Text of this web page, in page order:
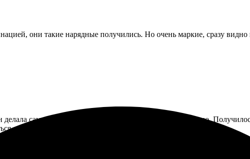
они такие нарядные получились. Но очень маркие, сразу
сама в их конструкторе, это оказалось не так сложно.